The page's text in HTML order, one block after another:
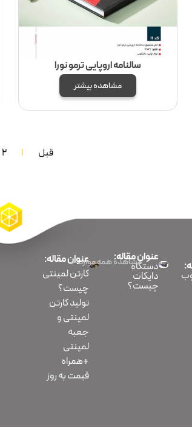
سالنامه اروپایی ترمو نورا
مشاهده بیشتر
قبل 1
2
مشاهده همه موارد
عنوان مقاله:
دستگاه
دایکات
چیست؟
عنوان مقاله:
کارتن لمینتی
چیست؟
تولید کارتن
لمینتی و
جعبه
لمینتی
+همراه
قیمت به روز